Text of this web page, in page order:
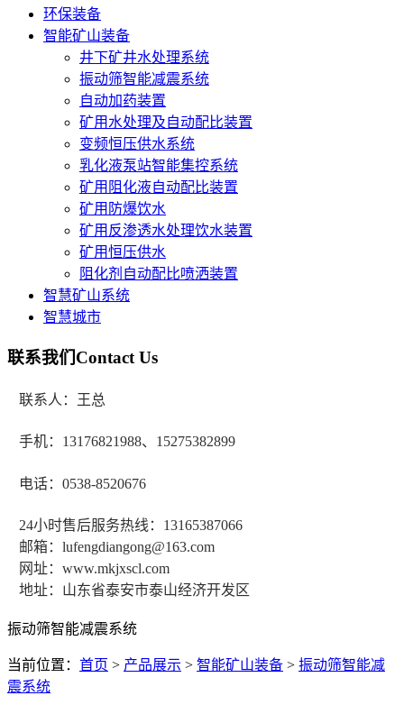
环保装备
智能矿山装备
井下矿井水处理系统
振动筛智能减震系统
自动加药装置
矿用水处理及自动配比装置
变频恒压供水系统
乳化液泵站智能集控系统
矿用阻化液自动配比装置
矿用防爆饮水
矿用反渗透水处理饮水装置
矿用恒压供水
阻化剂自动配比喷洒装置
智慧矿山系统
智慧城市
联系我们Contact Us
联系人：王总
手机：13176821988、15275382899
电话：0538-8520676
24小时售后服务热线：13165387066
邮箱：lufengdiangong@163.com
网址：www.mkjxscl.com
地址：山东省泰安市泰山经济开发区
振动筛智能减震系统
当前位置： 首页 > 产品展示 > 智能矿山装备 > 振动筛智能减
震系统